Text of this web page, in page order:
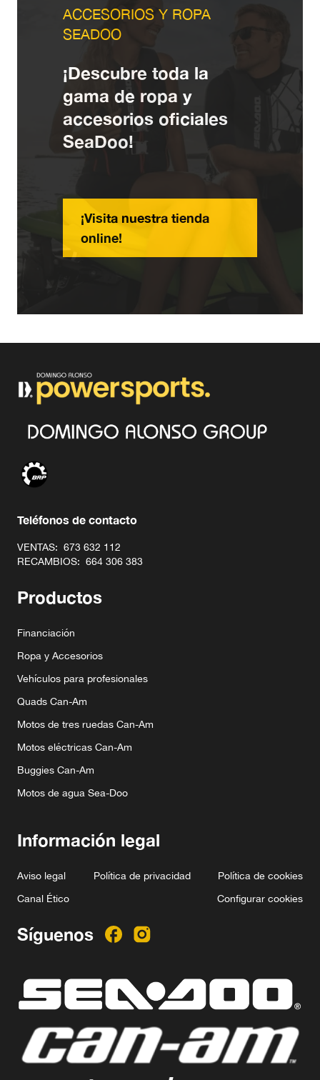
ACCESORIOS Y ROPA
SEADOO
¡Descubre toda la
gama de ropa y
accesorios oficiales
SeaDoo!
¡Visita nuestra tienda
online!
Teléfonos de contacto
VENTAS: 673 632 112
RECAMBIOS: 664 306 383
Productos
Financiación
Ropa y Accesorios
Vehículos para profesionales
Quads Can-Am
Motos de tres ruedas Can-Am
Motos eléctricas Can-Am
Buggies Can-Am
Motos de agua Sea-Doo
Información legal
Aviso legal Política de privacidad
Política de cookies
Canal Ético
Configurar cookies
Síguenos